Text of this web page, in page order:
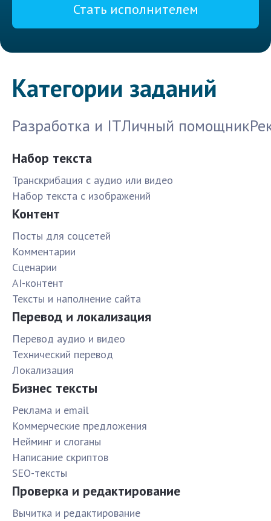
Стать исполнителем
Категории заданий
Разработка и ITЛичный помощник
Набор текста
Транскрибация с аудио или видео
Набор текста с изображений
Контент
Посты для соцсетей
Комментарии
Сценарии
AI-контент
Тексты и наполнение сайта
Перевод и локализация
Перевод аудио и видео
Технический перевод
Локализация
Бизнес тексты
Реклама и email
Коммерческие предложения
Нейминг и слоганы
Написание скриптов
SEO-тексты
Проверка и редактирование
Вычитка и редактирование